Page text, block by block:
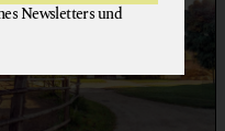
Newsletters und